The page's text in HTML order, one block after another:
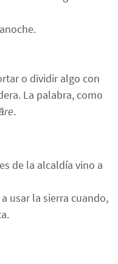
o dividir algo con
La palabra, como
.
de la alcaldía vino a
usar la sierra cuando,